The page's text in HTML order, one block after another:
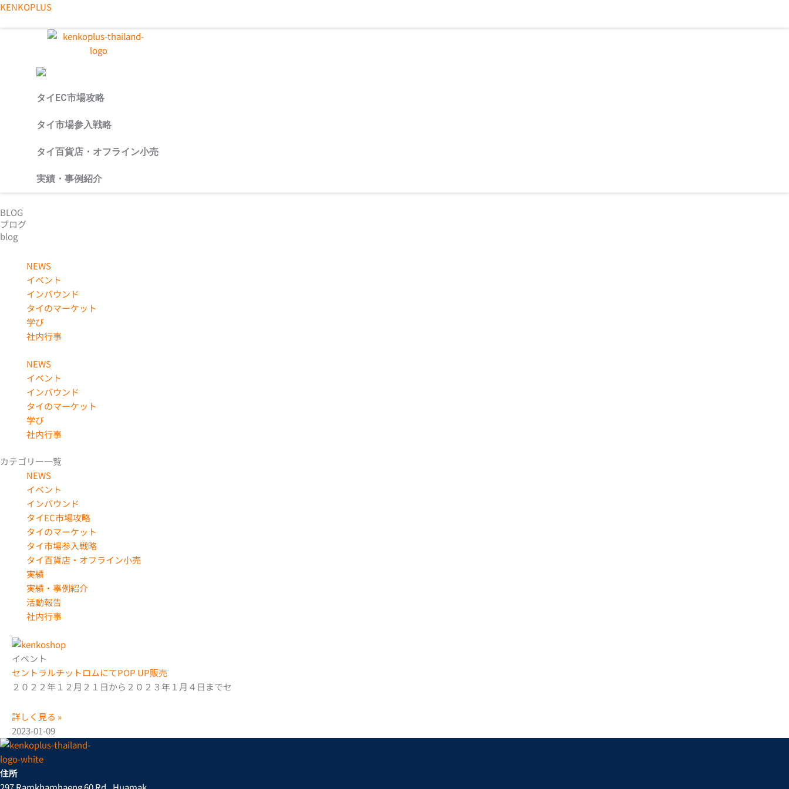
内
KENKOPLUS
メ
タイEC市場攻略
タイ市場参入戦略
タイ百貨店・オフライン小売
実績・事例紹介
BLOG
ブログ
blog
NEWS
イベント
インバウンド
タイのマーケット
学び
社内行事
NEWS
イベント
インバウンド
タイのマーケット
学び
社内行事
カテゴリー一覧
NEWS
イベント
インバウンド
タイEC市場攻略
タイのマーケット
タイ市場参入戦略
タイ百貨店・オフライン小売
実績
実績・事例紹介
活動報告
社内行事
イベント
セントラルチットロムにてPOP UP販売
２０２２年１２月２１日から２０２３年１月４日までセ
詳しく見る »
2023-01-09
住所